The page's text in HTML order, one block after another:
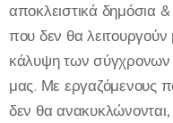
αποκλειστικά δημόσια
που δεν θα λειτουργούν
κάλυψη των σύγχρονων
μας. Με εργαζόμενους
δεν θα